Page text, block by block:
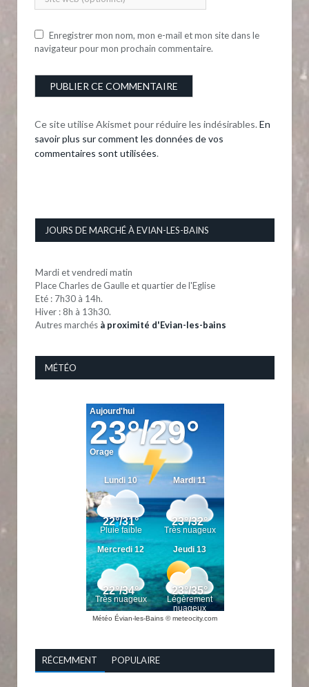
Enregistrer mon nom, mon e-mail et mon site dans le
navigateur pour mon prochain commentaire.
Ce site utilise Akismet pour réduire les indésirables. En
savoir plus sur comment les données de vos
commentaires sont utilisées.
JOURS DE MARCHÉ À EVIAN-LES-BAINS
Mardi et vendredi matin
Place Charles de Gaulle et quartier de l'Eglise
Eté : 7h30 à 14h.
Hiver : 8h à 13h30.
Autres marchés à proximité d'Evian-les-bains
MÉTÉO
Météo Évian-les-Bains © meteocity.com
RÉCEMMENT POPULAIRE